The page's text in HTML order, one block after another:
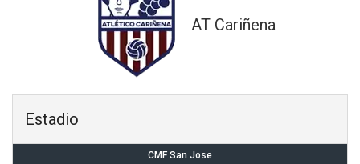
AT Cariñena
Estadio
CMF San Jose